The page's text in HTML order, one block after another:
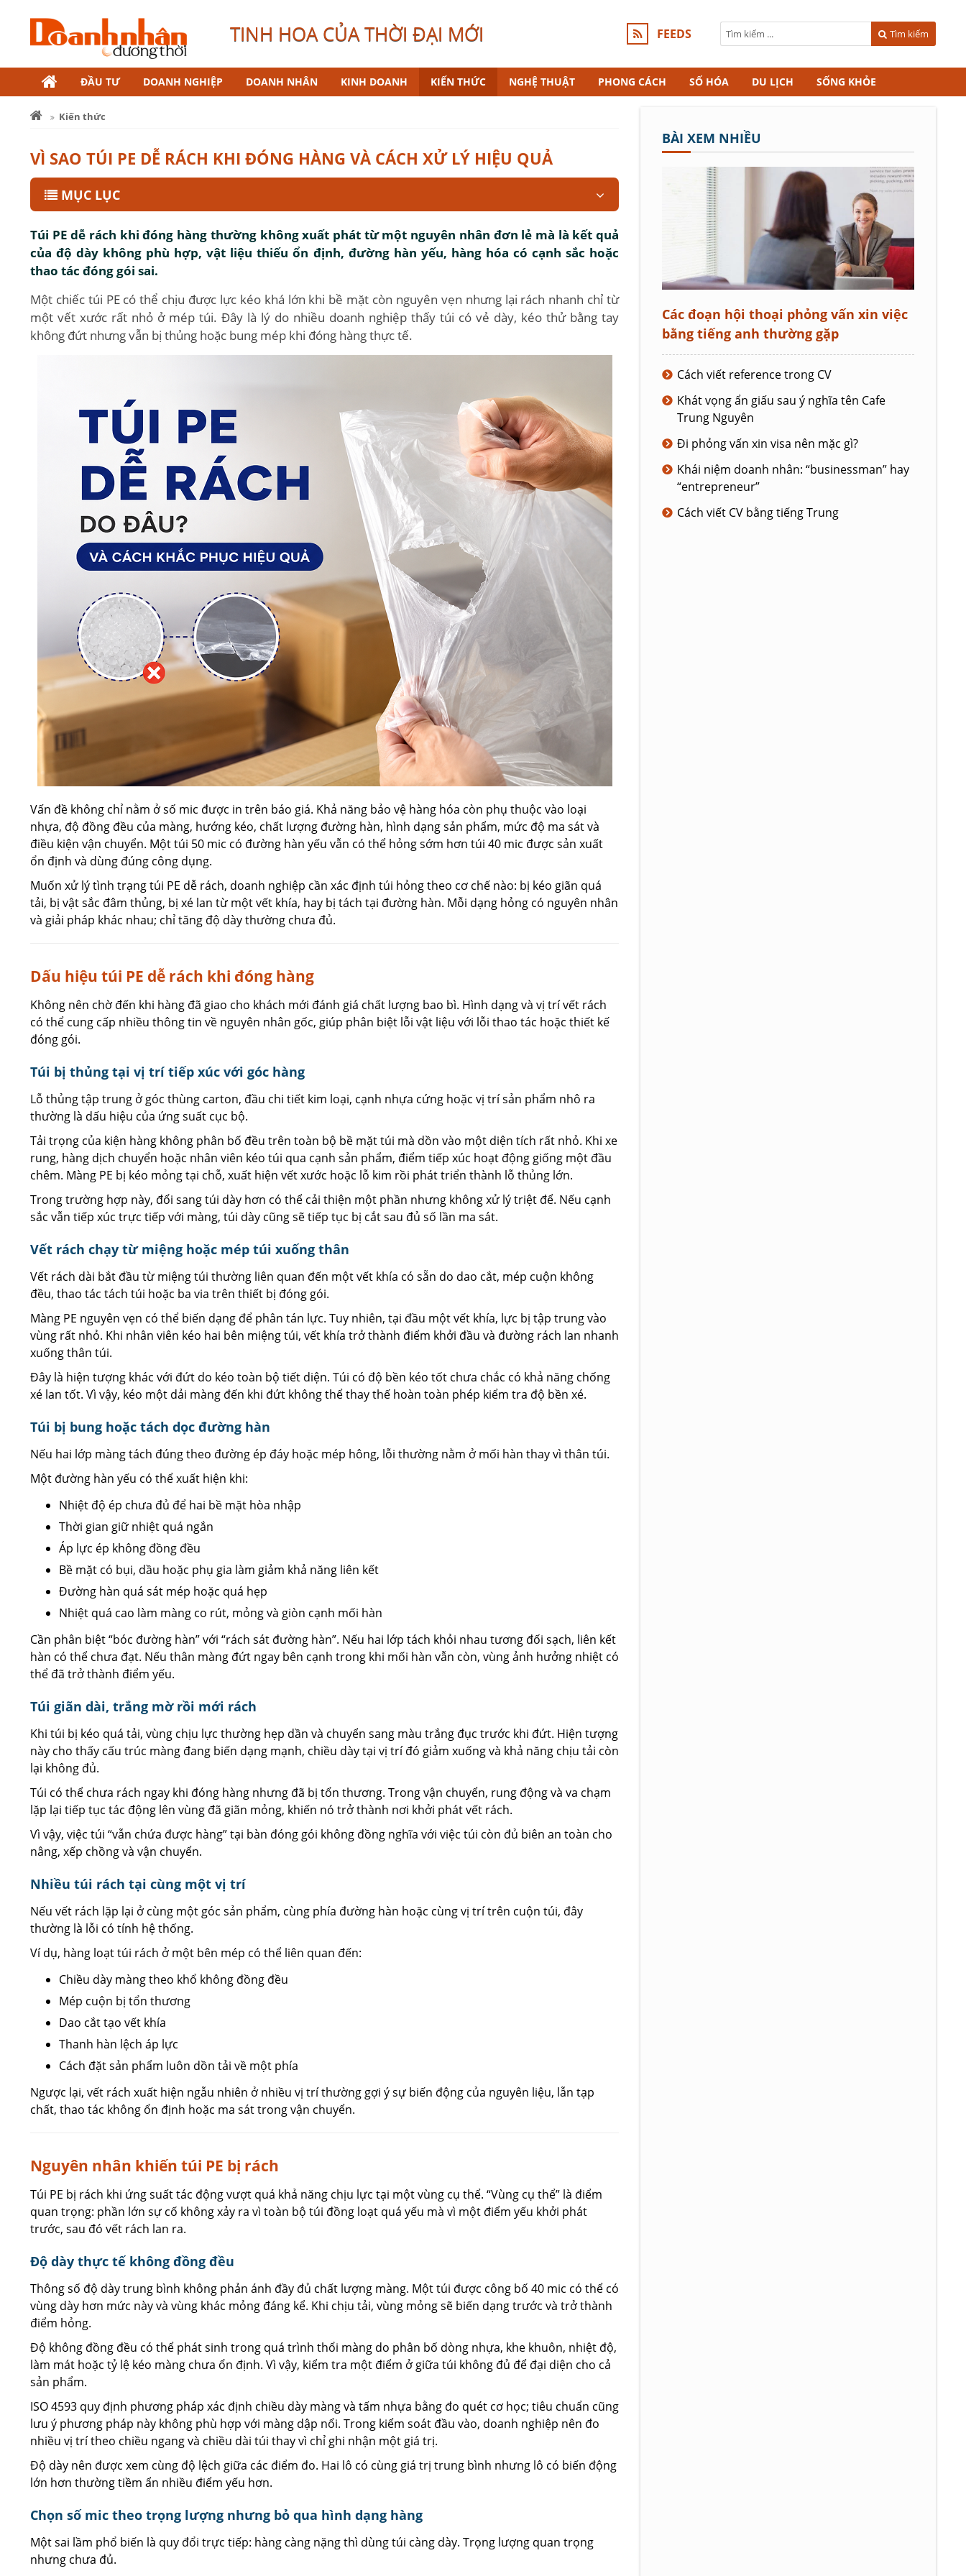
TINH HOA CỦA THỜI ĐẠI MỚI FEEDS Tìm kiếm
ĐẦU TƯ DOANH NGHIỆP DOANH NHÂN KINH DOANH KIẾN THỨC NGHỆ THUẬT PHONG CÁCH SỐ HÓA DU LỊCH SỐNG KHỎE
Kiến thức
VÌ SAO TÚI PE DỄ RÁCH KHI ĐÓNG HÀNG VÀ CÁCH XỬ LÝ HIỆU QUẢ
MỤC LỤC
Túi PE dễ rách khi đóng hàng thường không xuất phát từ một nguyên nhân đơn lẻ mà là kết quả
của độ dày không phù hợp, vật liệu thiếu ổn định, đường hàn yếu, hàng hóa có cạnh sắc hoặc
thao tác đóng gói sai.
Một chiếc túi PE có thể chịu được lực kéo khá lớn khi bề mặt còn nguyên vẹn nhưng lại rách nhanh chỉ từ
một vết xước rất nhỏ ở mép túi. Đây là lý do nhiều doanh nghiệp thấy túi có vẻ dày, kéo thử bằng tay
không đứt nhưng vẫn bị thủng hoặc bung mép khi đóng hàng thực tế.
Vấn đề không chỉ nằm ở số mic được in trên báo giá. Khả năng bảo vệ hàng hóa còn phụ thuộc vào loại
nhựa, độ đồng đều của màng, hướng kéo, chất lượng đường hàn, hình dạng sản phẩm, mức độ ma sát và
điều kiện vận chuyển. Một túi 50 mic có đường hàn yếu vẫn có thể hỏng sớm hơn túi 40 mic được sản xuất
ổn định và dùng đúng công dụng.
Muốn xử lý tình trạng túi PE dễ rách, doanh nghiệp cần xác định túi hỏng theo cơ chế nào: bị kéo giãn quá
tải, bị vật sắc đâm thủng, bị xé lan từ một vết khía, hay bị tách tại đường hàn. Mỗi dạng hỏng có nguyên nhân
và giải pháp khác nhau; chỉ tăng độ dày thường chưa đủ.
Dấu hiệu túi PE dễ rách khi đóng hàng
Không nên chờ đến khi hàng đã giao cho khách mới đánh giá chất lượng bao bì. Hình dạng và vị trí vết rách
có thể cung cấp nhiều thông tin về nguyên nhân gốc, giúp phân biệt lỗi vật liệu với lỗi thao tác hoặc thiết kế
đóng gói.
Túi bị thủng tại vị trí tiếp xúc với góc hàng
Lỗ thủng tập trung ở góc thùng carton, đầu chi tiết kim loại, cạnh nhựa cứng hoặc vị trí sản phẩm nhô ra
thường là dấu hiệu của ứng suất cục bộ.
Tải trọng của kiện hàng không phân bố đều trên toàn bộ bề mặt túi mà dồn vào một diện tích rất nhỏ. Khi xe
rung, hàng dịch chuyển hoặc nhân viên kéo túi qua cạnh sản phẩm, điểm tiếp xúc hoạt động giống một đầu
chêm. Màng PE bị kéo mỏng tại chỗ, xuất hiện vết xước hoặc lỗ kim rồi phát triển thành lỗ thủng lớn.
Trong trường hợp này, đổi sang túi dày hơn có thể cải thiện một phần nhưng không xử lý triệt để. Nếu cạnh
sắc vẫn tiếp xúc trực tiếp với màng, túi dày cũng sẽ tiếp tục bị cắt sau đủ số lần ma sát.
Vết rách chạy từ miệng hoặc mép túi xuống thân
Vết rách dài bắt đầu từ miệng túi thường liên quan đến một vết khía có sẵn do dao cắt, mép cuộn không
đều, thao tác tách túi hoặc ba via trên thiết bị đóng gói.
Màng PE nguyên vẹn có thể biến dạng để phân tán lực. Tuy nhiên, tại đầu một vết khía, lực bị tập trung vào
vùng rất nhỏ. Khi nhân viên kéo hai bên miệng túi, vết khía trở thành điểm khởi đầu và đường rách lan nhanh
xuống thân túi.
Đây là hiện tượng khác với đứt do kéo toàn bộ tiết diện. Túi có độ bền kéo tốt chưa chắc có khả năng chống
xé lan tốt. Vì vậy, kéo một dải màng đến khi đứt không thể thay thế hoàn toàn phép kiểm tra độ bền xé.
Túi bị bung hoặc tách dọc đường hàn
Nếu hai lớp màng tách đúng theo đường ép đáy hoặc mép hông, lỗi thường nằm ở mối hàn thay vì thân túi.
Một đường hàn yếu có thể xuất hiện khi:
Nhiệt độ ép chưa đủ để hai bề mặt hòa nhập
Thời gian giữ nhiệt quá ngắn
Áp lực ép không đồng đều
Bề mặt có bụi, dầu hoặc phụ gia làm giảm khả năng liên kết
Đường hàn quá sát mép hoặc quá hẹp
Nhiệt quá cao làm màng co rút, mỏng và giòn cạnh mối hàn
Cần phân biệt “bóc đường hàn” với “rách sát đường hàn”. Nếu hai lớp tách khỏi nhau tương đối sạch, liên kết
hàn có thể chưa đạt. Nếu thân màng đứt ngay bên cạnh trong khi mối hàn vẫn còn, vùng ảnh hưởng nhiệt có
thể đã trở thành điểm yếu.
Túi giãn dài, trắng mờ rồi mới rách
Khi túi bị kéo quá tải, vùng chịu lực thường hẹp dần và chuyển sang màu trắng đục trước khi đứt. Hiện tượng
này cho thấy cấu trúc màng đang biến dạng mạnh, chiều dày tại vị trí đó giảm xuống và khả năng chịu tải còn
lại không đủ.
Túi có thể chưa rách ngay khi đóng hàng nhưng đã bị tổn thương. Trong vận chuyển, rung động và va chạm
lặp lại tiếp tục tác động lên vùng đã giãn mỏng, khiến nó trở thành nơi khởi phát vết rách.
Vì vậy, việc túi “vẫn chứa được hàng” tại bàn đóng gói không đồng nghĩa với việc túi còn đủ biên an toàn cho
nâng, xếp chồng và vận chuyển.
Nhiều túi rách tại cùng một vị trí
Nếu vết rách lặp lại ở cùng một góc sản phẩm, cùng phía đường hàn hoặc cùng vị trí trên cuộn túi, đây
thường là lỗi có tính hệ thống.
Ví dụ, hàng loạt túi rách ở một bên mép có thể liên quan đến:
Chiều dày màng theo khổ không đồng đều
Mép cuộn bị tổn thương
Dao cắt tạo vết khía
Thanh hàn lệch áp lực
Cách đặt sản phẩm luôn dồn tải về một phía
Ngược lại, vết rách xuất hiện ngẫu nhiên ở nhiều vị trí thường gợi ý sự biến động của nguyên liệu, lẫn tạp
chất, thao tác không ổn định hoặc ma sát trong vận chuyển.
Nguyên nhân khiến túi PE bị rách
Túi PE bị rách khi ứng suất tác động vượt quá khả năng chịu lực tại một vùng cụ thể. “Vùng cụ thể” là điểm
quan trọng: phần lớn sự cố không xảy ra vì toàn bộ túi đồng loạt quá yếu mà vì một điểm yếu khởi phát
trước, sau đó vết rách lan ra.
Độ dày thực tế không đồng đều
Thông số độ dày trung bình không phản ánh đầy đủ chất lượng màng. Một túi được công bố 40 mic có thể có
vùng dày hơn mức này và vùng khác mỏng đáng kể. Khi chịu tải, vùng mỏng sẽ biến dạng trước và trở thành
điểm hỏng.
Độ không đồng đều có thể phát sinh trong quá trình thổi màng do phân bố dòng nhựa, khe khuôn, nhiệt độ,
làm mát hoặc tỷ lệ kéo màng chưa ổn định. Vì vậy, kiểm tra một điểm ở giữa túi không đủ để đại diện cho cả
sản phẩm.
ISO 4593 quy định phương pháp xác định chiều dày màng và tấm nhựa bằng đo quét cơ học; tiêu chuẩn cũng
lưu ý phương pháp này không phù hợp với màng dập nổi. Trong kiểm soát đầu vào, doanh nghiệp nên đo
nhiều vị trí theo chiều ngang và chiều dài túi thay vì chỉ ghi nhận một giá trị.
Độ dày nên được xem cùng độ lệch giữa các điểm đo. Hai lô có cùng giá trị trung bình nhưng lô có biến động
lớn hơn thường tiềm ẩn nhiều điểm yếu hơn.
Chọn số mic theo trọng lượng nhưng bỏ qua hình dạng hàng
Một sai lầm phổ biến là quy đổi trực tiếp: hàng càng nặng thì dùng túi càng dày. Trọng lượng quan trọng
nhưng chưa đủ.
BÀI XEM NHIỀU
Các đoạn hội thoại phỏng vấn xin việc
bằng tiếng anh thường gặp
Cách viết reference trong CV
Khát vọng ẩn giấu sau ý nghĩa tên Cafe
Trung Nguyên
Đi phỏng vấn xin visa nên mặc gì?
Khái niệm doanh nhân: “businessman” hay
“entrepreneur”
Cách viết CV bằng tiếng Trung